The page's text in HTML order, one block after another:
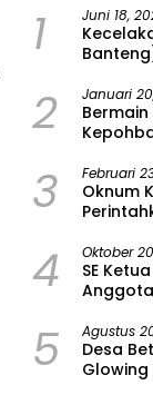
1 Juni 18,
2 Januari
Masih
3 Februari
Oknum
Provinsi
4 Oktober
SE
Anggota
Wilayah
5 Agustus
Desa
Glowing